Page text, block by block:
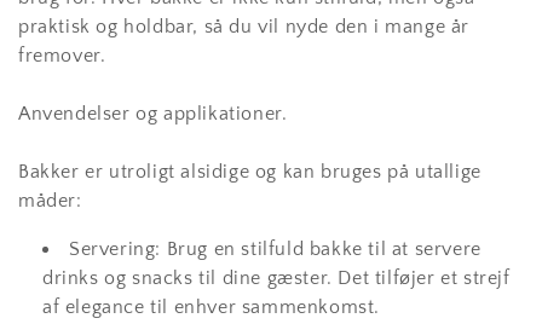
praktisk og holdbar, så du vil nyde den i mange år
fremover.
Anvendelser og applikationer.
Bakker er utroligt alsidige og kan bruges på utallige
måder:
Servering: Brug en stilfuld bakke til at servere
drinks og snacks til dine gæster. Det tilføjer et strejf
af elegance til enhver sammenkomst.